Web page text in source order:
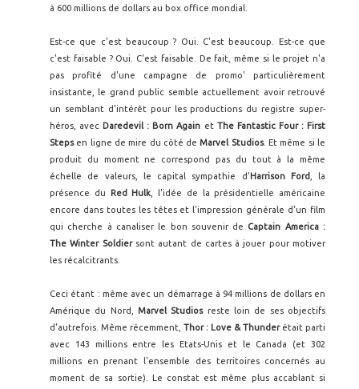
à 600 millions de dollars au box office mondial.
Est-ce que c'est beaucoup ? Oui. C'est beaucoup. Est-ce que
c'est faisable ? Oui. C'est faisable. De fait, même si le projet n'a
pas profité d'une campagne de promo' particulièrement
insistante, le grand public semble actuellement avoir retrouvé
un semblant d'intérêt pour les productions du registre super-
héros, avec Daredevil : Born Again et The Fantastic Four : First
Stepsen ligne de mire du côté deMarvel Studios. Et même si le
produit du moment ne correspond pas du tout à la même
échelle de valeurs, le capital sympathie d' Harrison Ford
, la
présence du
Red Hulk , l'idée de la présidentielle américaine
encore dans toutes les têtes et l'impression générale d'un film
qui cherche à canaliser le bon souvenir de Captain America :
The Winter Soldiersont autant de cartes à jouer pour motiver
les récalcitrants.
Ceci étant : même avec un démarrage à 94 millions de dollars en
Amérique du Nord, Marvel Studiosreste loin de ses objectifs
d'autrefois. Même récemment, Thor : Love & Thunderétait parti
avec 143 millions entre les Etats-Unis et le Canada (et 302
millions en prenant l'ensemble des territoires concernés au
moment de sa sortie). Le constat est même plus accablant si